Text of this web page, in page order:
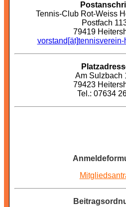
Tennis-Club Rot-Weiss
Postfach
79419
vorstand [ät]
Am Sulzbach
79423
Tel.: 07634